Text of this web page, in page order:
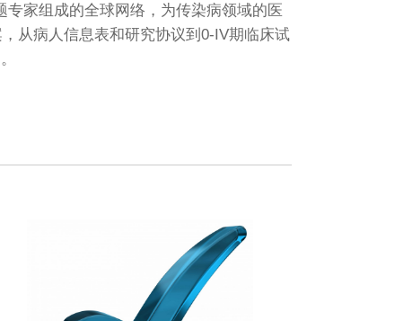
家组成的全球网络，为传染病领域的医
从病人信息表和研究协议到0-IV期临床试